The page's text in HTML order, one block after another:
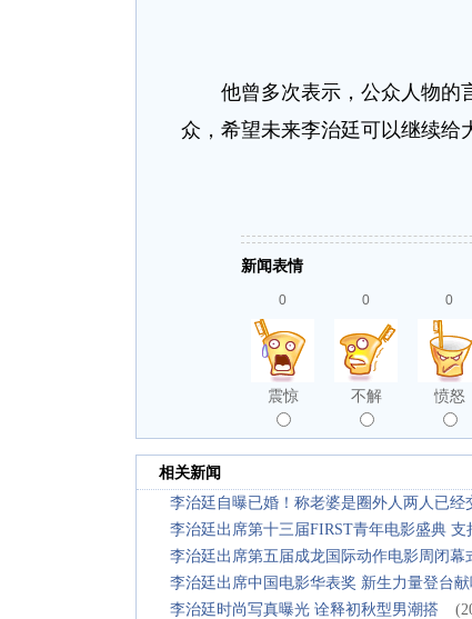
他曾多次表示，公众人物的
众，希望未来李治廷可以继续给
新闻表情
0
震惊
0
不解
0
愤怒
相关新闻
李治廷自曝已婚！称老婆是圈外人两人已经
李治廷出席第十三届FIRST青年电影盛典
李治廷出席第五届成龙国际动作电影周闭幕
李治廷出席中国电影华表奖 新生力量登台
李治廷时尚写真曝光 诠释初秋型男潮搭